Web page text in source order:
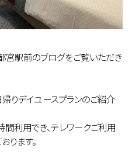
宮駅前のブログをご覧いただき
りデイユースプランのご紹介
利用でき、テレワークご利用
ります。